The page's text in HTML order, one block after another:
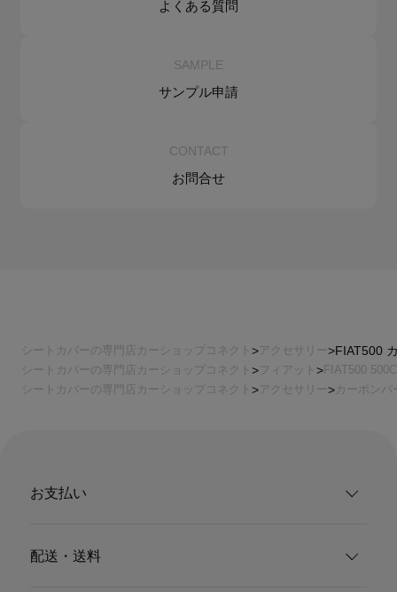
よくある質問
SAMPLE
サンプル申請
CONTACT
お問合せ
シートカバーの専門店カーショップコネクト アクセサリー FIAT500
シートカバーの専門店カーショップコネクト フィアット
FIAT500 500C
シートカバーの専門店カーショップコネクト
アクセサリー カーボンパ
お支払い
配送・送料